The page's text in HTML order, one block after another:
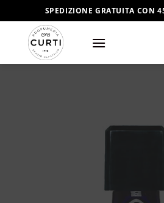
ai
contenuti
SPEDIZIONE GRATUITA CON